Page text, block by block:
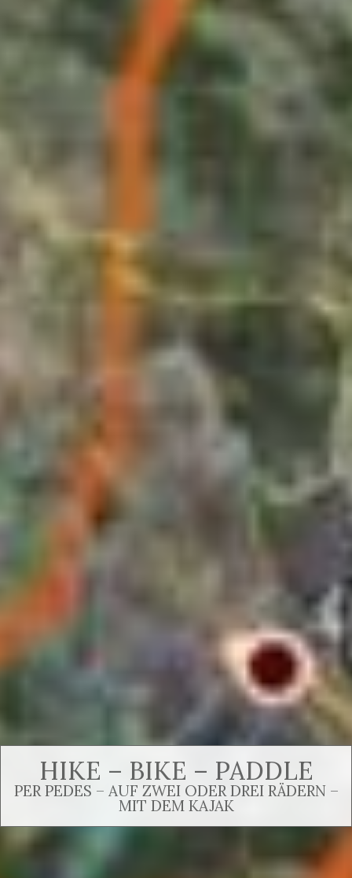
HIKE – BIKE – PADDLE
PER PEDES – AUF ZWEI ODER DREI RÄDERN –
MIT DEM KAJAK